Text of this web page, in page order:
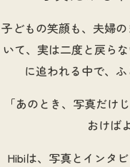
子どもの笑顔も、夫婦
いて、実は二度と戻ら
に追われる中で、
「あのとき、写真だけ
おけば
Hibiは、写真とインタ